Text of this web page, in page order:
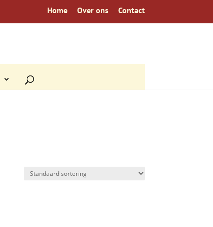
Home Over ons Contact